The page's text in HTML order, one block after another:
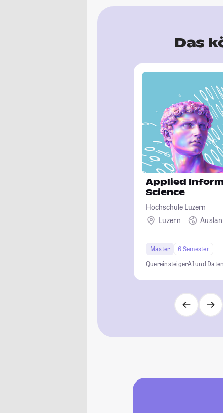
Das
Applied
Science
Hochschule Luzern
Luzern
Master
6 Semester
QuereinsteigerAI und Daten